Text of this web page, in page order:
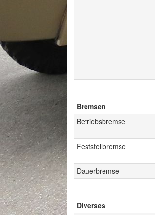
Bremsen
Betriebsbremse
Feststellbremse
Dauerbremse
Diverses